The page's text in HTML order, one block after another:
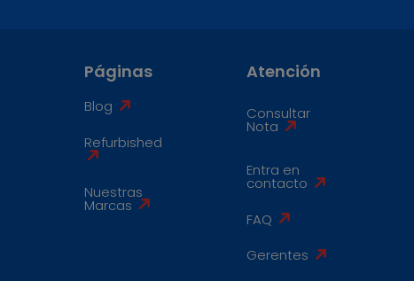
Páginas
Blog
Refurbished
Nuestras
Marcas
Atención
Consultar
Nota
Entra en
contacto
FAQ
Gerentes